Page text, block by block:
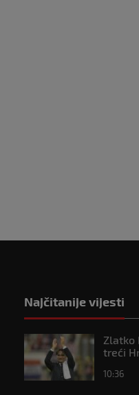
Najčitanije vijesti
Zlatko
treći
10:36